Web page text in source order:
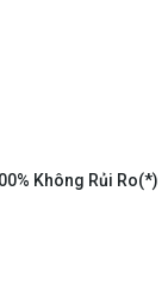
Không Rủi Ro(*)